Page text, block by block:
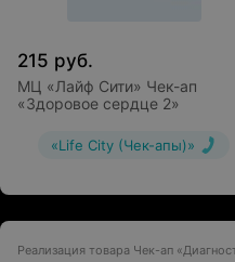
уровня гомоцистеина
Диагностика:
УЗИ БЦА
215 руб.
МЦ «Лайф Сити» Чек-ап
«Здоровое сердце 2»
«Life City (Чек-апы)»
Реализация товара Чек-ап